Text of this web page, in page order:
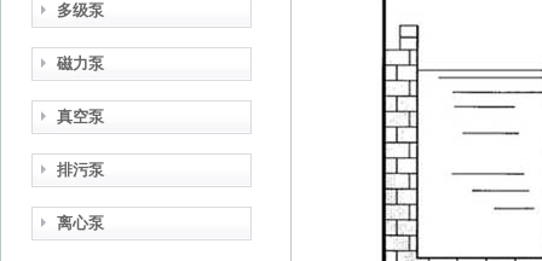
多级泵
磁力泵
真空泵
排污泵
离心泵